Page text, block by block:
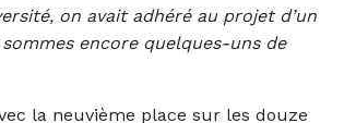
on avait adhéré au projet d’un
encore quelques-uns de
la neuvième place sur les douze